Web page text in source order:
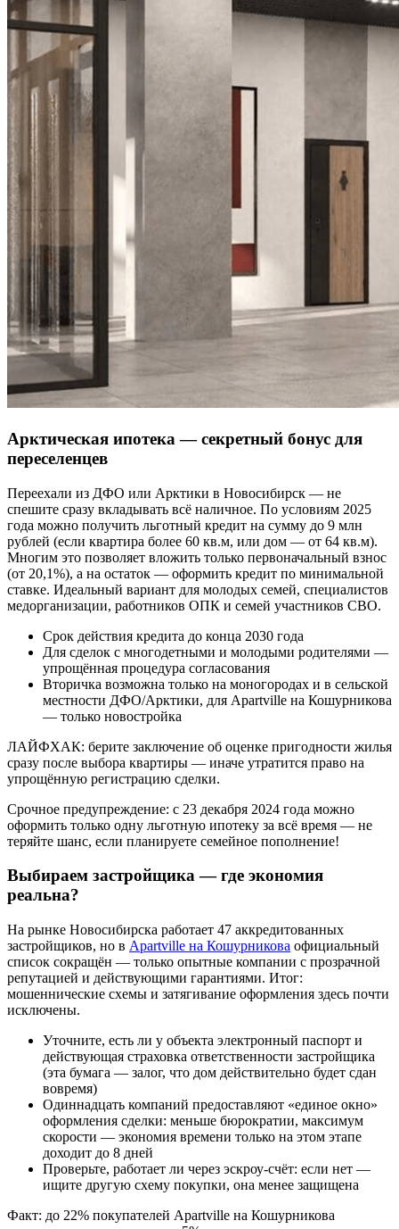
Арктическая ипотека — секретный бонус для
переселенцев
Переехали из ДФО или Арктики в Новосибирск — не
спешите сразу вкладывать всё наличное. По условиям 2025
года можно получить льготный кредит на сумму до 9 млн
рублей (если квартира более 60 кв.м, или дом — от 64 кв.м).
Многим это позволяет вложить только первоначальный взнос
(от 20,1%), а на остаток — оформить кредит по минимальной
ставке. Идеальный вариант для молодых семей, специалистов
медорганизации, работников ОПК и семей участников СВО.
Срок действия кредита до конца 2030 года
Для сделок с многодетными и молодыми родителями —
упрощённая процедура согласования
Вторичка возможна только на моногородах и в сельской
местности ДФО/Арктики, для Apartville на Кошурникова
— только новостройка
ЛАЙФХАК: берите заключение об оценке пригодности жилья
сразу после выбора квартиры — иначе утратится право на
упрощённую регистрацию сделки.
Срочное предупреждение: с 23 декабря 2024 года можно
оформить только одну льготную ипотеку за всё время — не
теряйте шанс, если планируете семейное пополнение!
Выбираем застройщика — где экономия
реальна?
На рынке Новосибирска работает 47 аккредитованных
застройщиков, но в Apartville на Кошурникова официальный
список сокращён — только опытные компании с прозрачной
репутацией и действующими гарантиями. Итог:
мошеннические схемы и затягивание оформления здесь почти
исключены.
Уточните, есть ли у объекта электронный паспорт и
действующая страховка ответственности застройщика
(эта бумага — залог, что дом действительно будет сдан
вовремя)
Одиннадцать компаний предоставляют «единое окно»
оформления сделки: меньше бюрократии, максимум
скорости — экономия времени только на этом этапе
доходит до 8 дней
Проверьте, работает ли через эскроу-счёт: если нет —
ищите другую схему покупки, она менее защищена
Факт: до 22% покупателей Apartville на Кошурникова